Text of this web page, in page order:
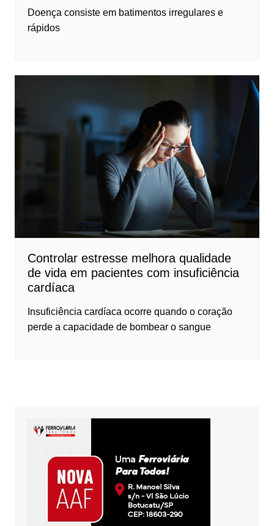
Doença consiste em batimentos irregulares e
rápidos
Controlar estresse melhora qualidade
de vida em pacientes com insuficiência
cardíaca
Insuficiência cardíaca ocorre quando o coração
perde a capacidade de bombear o sangue